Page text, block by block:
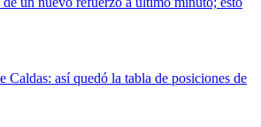
Caldas: así quedó la tabla de posiciones de